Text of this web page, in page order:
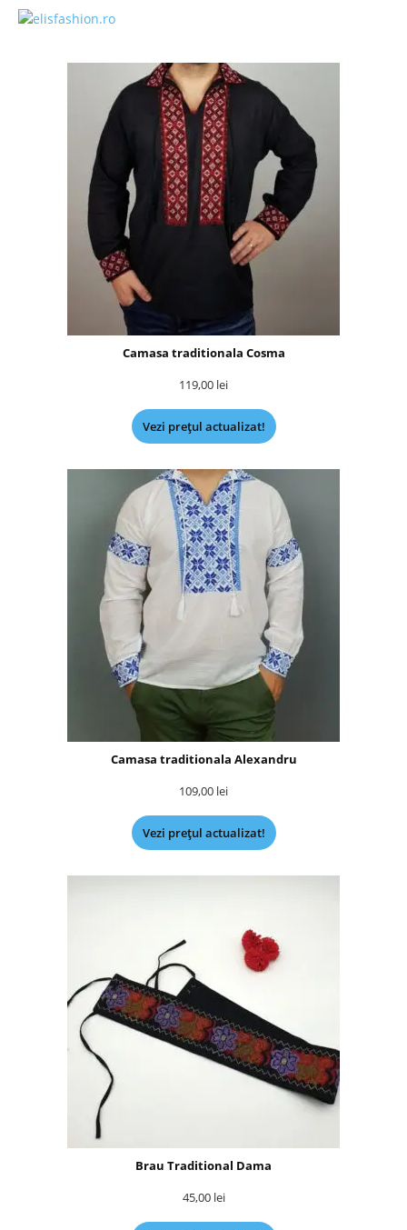
Camasa traditionala Cosma
119,00 lei
Vezi prețul actualizat!
Camasa traditionala Alexandru
109,00 lei
Vezi prețul actualizat!
Brau Traditional Dama
45,00 lei